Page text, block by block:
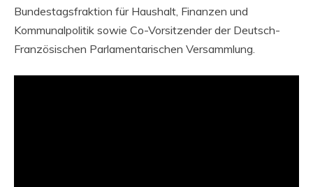
Bundestagsfraktion für Haushalt, Finanzen und
Kommunalpolitik sowie Co-Vorsitzender der Deutsch-
Französischen Parlamentarischen Versammlung.